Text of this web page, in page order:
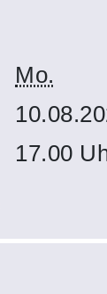
Mo.
17.00